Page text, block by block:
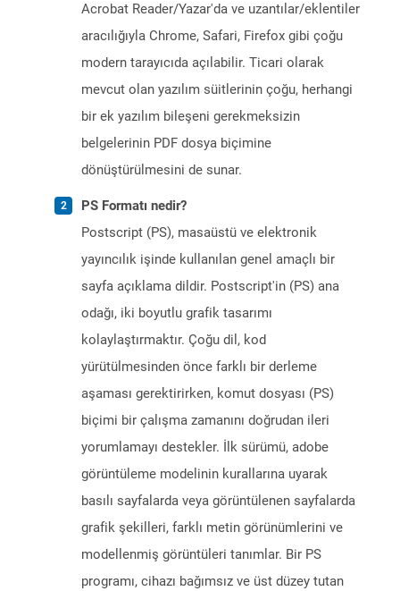
Acrobat Reader/Yazar'da ve uzantılar/eklentiler
aracılığıyla Chrome, Safari, Firefox gibi çoğu
modern tarayıcıda açılabilir. Ticari olarak
mevcut olan yazılım süitlerinin çoğu, herhangi
bir ek yazılım bileşeni gerekmeksizin
belgelerinin PDF dosya biçimine
dönüştürülmesini de sunar.
PS Formatı nedir?
Postscript (PS), masaüstü ve elektronik
yayıncılık işinde kullanılan genel amaçlı bir
sayfa açıklama dildir. Postscript'in (PS) ana
odağı, iki boyutlu grafik tasarımı
kolaylaştırmaktır. Çoğu dil, kod
yürütülmesinden önce farklı bir derleme
aşaması gerektirirken, komut dosyası (PS)
biçimi bir çalışma zamanını doğrudan ileri
yorumlamayı destekler. İlk sürümü, adobe
görüntüleme modelinin kurallarına uyarak
basılı sayfalarda veya görüntülenen sayfalarda
grafik şekilleri, farklı metin görünümlerini ve
modellenmiş görüntüleri tanımlar. Bir PS
programı, cihazı bağımsız ve üst düzey tutan